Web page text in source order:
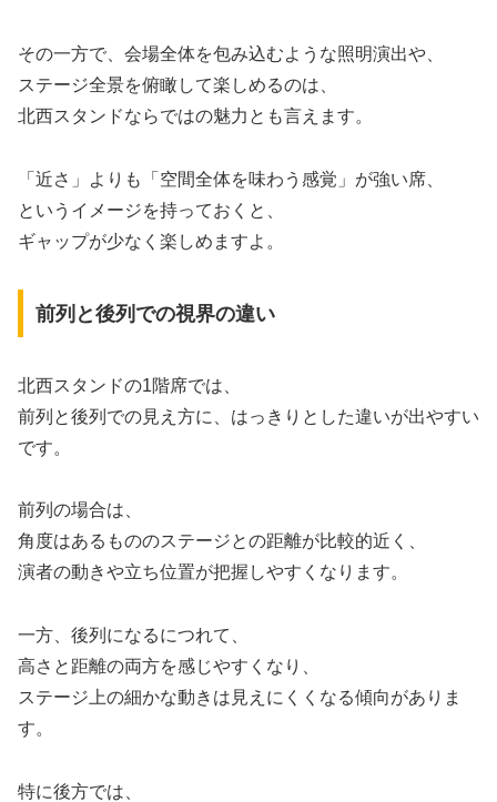
その一方で、会場全体を包み込むような照明演出や、
ステージ全景を俯瞰して楽しめるのは、
北西スタンドならではの魅力とも言えます。
「近さ」よりも「空間全体を味わう感覚」が強い席、
というイメージを持っておくと、
ギャップが少なく楽しめますよ。
前列と後列での視界の違い
北西スタンドの1階席では、
前列と後列での見え方に、はっきりとした違いが出やすい
です。
前列の場合は、
角度はあるもののステージとの距離が比較的近く、
演者の動きや立ち位置が把握しやすくなります。
一方、後列になるにつれて、
高さと距離の両方を感じやすくなり、
ステージ上の細かな動きは見えにくくなる傾向がありま
す。
特に後方では、